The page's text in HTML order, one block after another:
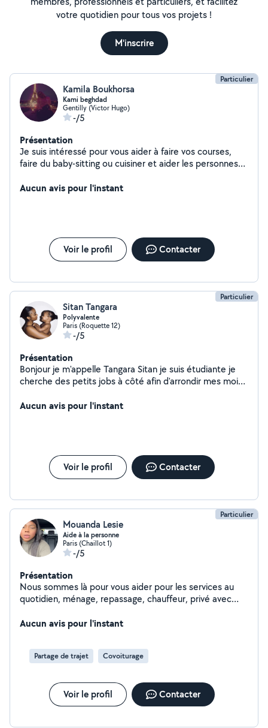
votre quotidien pour tous vos projets !
M'inscrire
Particulier
Kamila Boukhorsa
Kami beghdad
Gentilly (Victor Hugo)
-/5
Présentation
Je suis intéressé pour vous aider à faire vos courses,
faire du baby-sitting ou cuisiner et aider les personnes
intéressés n'hésitez pas à me contacter merci
Aucun avis pour l'instant
Voir le profil Contacter
Particulier
Sitan Tangara
Polyvalente
Paris (Roquette 12)
-/5
Présentation
Bonjour je m'appelle Tangara Sitan je suis étudiante je
cherche des petits jobs à côté afin d'arrondir mes mois
tels que la garde des enfants, l'animation dans les
Aucun avis pour l'instant
Voir le profil Contacter
Particulier
Mouanda Lesie
Aide à la personne
Paris (Chaillot 1)
-/5
Présentation
Nous sommes là pour vous aider pour les services au
quotidien, ménage, repassage, chauffeur, privé avec
Esthéticienne à couturière, domicile
Aucun avis pour l'instant
Partage de trajet Covoiturage
Voir le profil Contacter